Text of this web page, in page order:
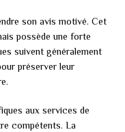
son avis motivé. Cet
possède une forte
suivent généralement
préserver leur
aux services de
compétents. La